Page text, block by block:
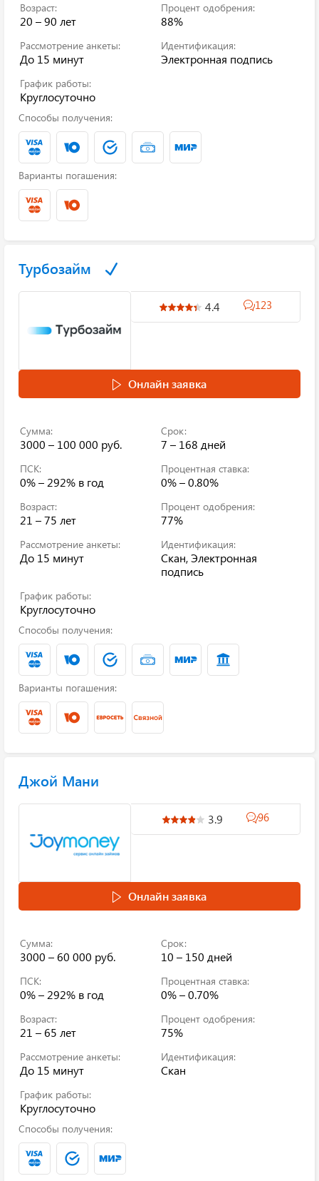
Возраст:
20 – 90 лет
Процент одобрения:
88%
Рассмотрение анкеты:
До 15 минут
Идентификация:
Электронная подпись
График работы:
Круглосуточно
Способы получения:
Варианты погашения:
Турбозайм
4.4 123
Онлайн заявка
Сумма:
3000 – 100 000 руб.
Срок:
7 – 168 дней
ПСК:
0% – 292% в год
Процентная ставка:
0% – 0.80%
Возраст:
21 – 75 лет
Процент одобрения:
77%
Рассмотрение анкеты:
До 15 минут
Идентификация:
Скан, Электронная
подпись
График работы:
Круглосуточно
Способы получения:
Варианты погашения:
Джой Мани
3.9 96
Онлайн заявка
Сумма:
3000 – 60 000 руб.
Срок:
10 – 150 дней
ПСК:
0% – 292% в год
Процентная ставка:
0% – 0.70%
Возраст:
21 – 65 лет
Процент одобрения:
75%
Рассмотрение анкеты:
До 15 минут
Идентификация:
Скан
График работы:
Круглосуточно
Способы получения: